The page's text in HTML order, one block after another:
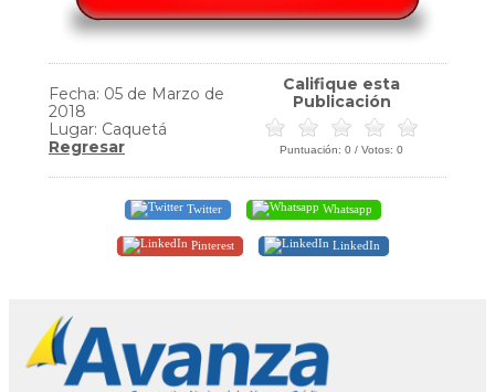
Fecha: 05 de Marzo de
2018
Lugar: Caquetá
Regresar
Califique esta
Publicación
Puntuación: 0 / Votos: 0
Twitter Whatsapp
Pinterest LinkedIn